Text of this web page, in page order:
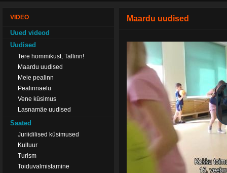
VIDEO
Uued videod
Uudised
Tere hommikust, Tallinn!
Maardu uudised
Meie pealinn
Pealinnaelu
Vene küsimus
Lasnamäe uudised
Saated
Juriidilised küsimused
Kultuur
Turism
Toiduvalmistamine
Maardu uudised